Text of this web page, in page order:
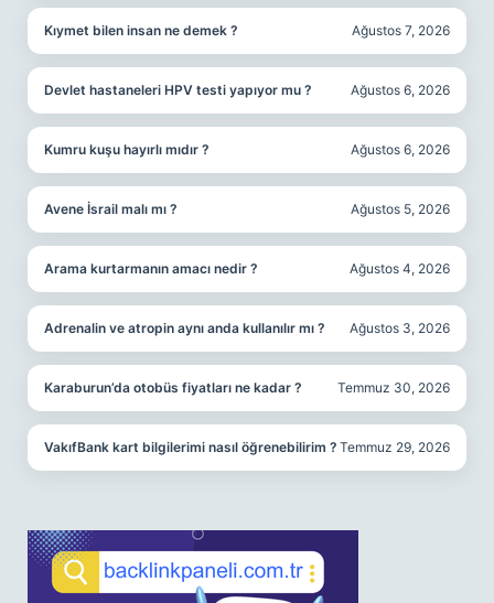
Kıymet bilen insan ne demek ? Ağustos 7, 2026
Devlet hastaneleri HPV testi yapıyor mu ? Ağustos 6, 2026
Kumru kuşu hayırlı mıdır ? Ağustos 6, 2026
Avene İsrail malı mı ? Ağustos 5, 2026
Arama kurtarmanın amacı nedir ? Ağustos 4, 2026
Adrenalin ve atropin aynı anda kullanılır mı ? Ağustos 3, 2026
Karaburun’da otobüs fiyatları ne kadar ? Temmuz 30, 2026
VakıfBank kart bilgilerimi nasıl öğrenebilirim ? Temmuz 29, 2026